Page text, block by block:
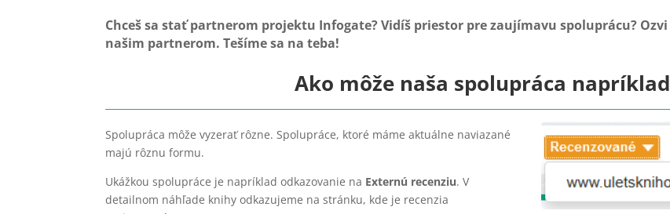
Chceš sa stať partnerom projektu Infogate? Vidíš priestor pre zaujímavu spoluprácu?
našim partnerom. Tešíme sa na teba!
Ako môže naša spolupráca
Spolupráca môže vyzerať rôzne. Spolupráce, ktoré máme aktuálne naviazané
majú rôznu formu.
Ukážkou spolupráce je napríklad odkazovanie na Externú recenziu. V
detailnom náhľade knihy odkazujeme na stránku, kde je recenzia